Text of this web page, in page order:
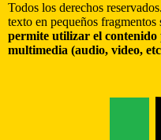
Todos los derechos
texto en pequeños
permite utilizar el
multimedia (audio, video,